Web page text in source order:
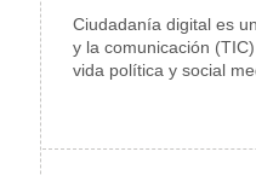
Ciudadanía digital es
y la comunicación
vida política y social